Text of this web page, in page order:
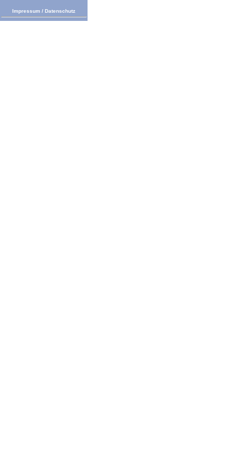
Impressum / Datenschutz